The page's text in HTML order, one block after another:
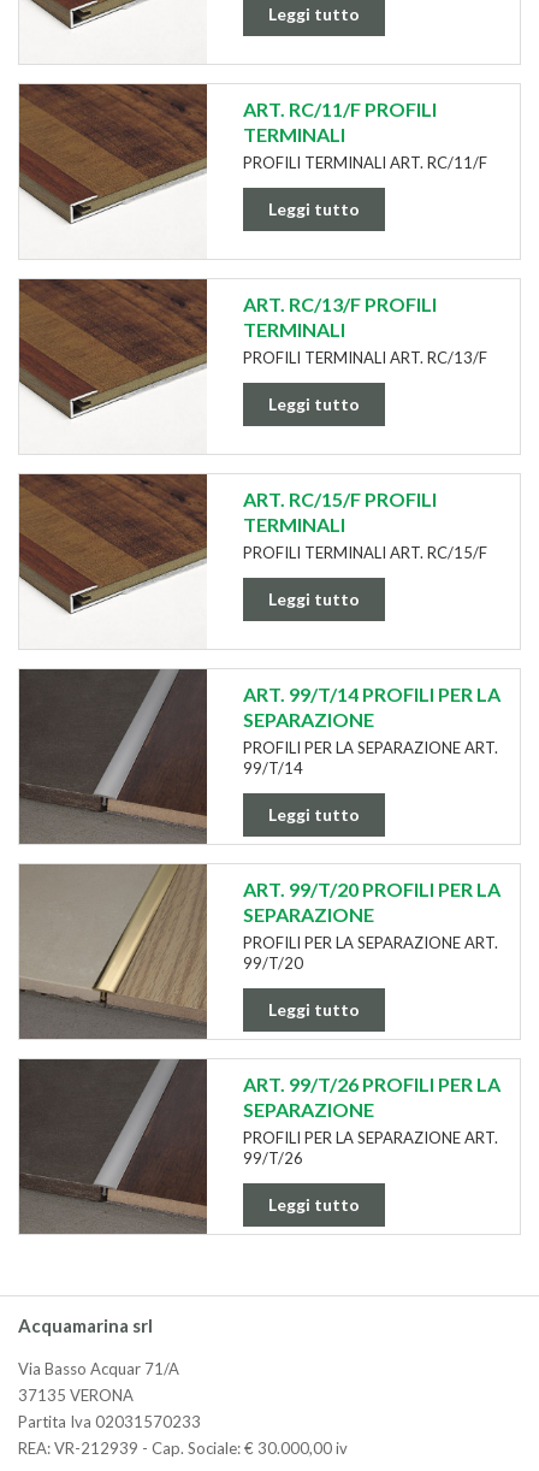
Leggi tutto
ART. RC/11/F PROFILI
TERMINALI
PROFILI TERMINALI ART. RC/11/F
Leggi tutto
ART. RC/13/F PROFILI
TERMINALI
PROFILI TERMINALI ART. RC/13/F
Leggi tutto
ART. RC/15/F PROFILI
TERMINALI
PROFILI TERMINALI ART. RC/15/F
Leggi tutto
ART. 99/T/14 PROFILI PER LA
SEPARAZIONE
PROFILI PER LA SEPARAZIONE ART.
99/T/14
Leggi tutto
ART. 99/T/20 PROFILI PER LA
SEPARAZIONE
PROFILI PER LA SEPARAZIONE ART.
99/T/20
Leggi tutto
ART. 99/T/26 PROFILI PER LA
SEPARAZIONE
PROFILI PER LA SEPARAZIONE ART.
99/T/26
Leggi tutto
Acquamarina srl
Via Basso Acquar 71/A
37135 VERONA
Partita Iva 02031570233
REA: VR-212939 - Cap. Sociale: € 30.000,00 iv